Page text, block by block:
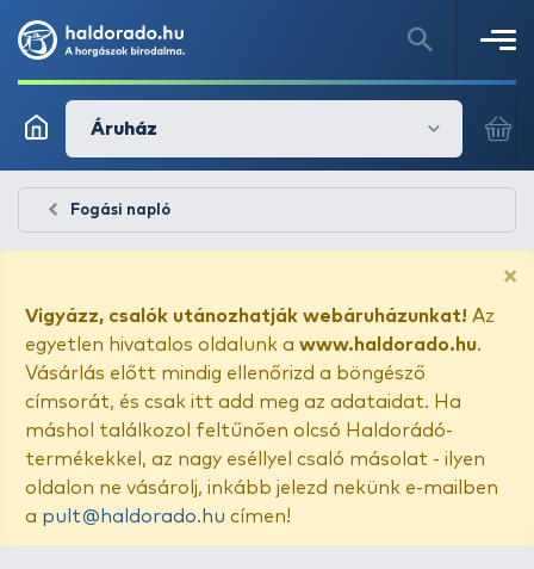
Áruház
Fogási napló
×
Vigyázz, csalók utánozhatják webáruházunkat! Az
egyetlen hivatalos oldalunk a www.haldorado.hu.
Vásárlás előtt mindig ellenőrizd a böngésző
címsorát, és csak itt add meg az adataidat. Ha
máshol találkozol feltűnően olcsó Haldorádó-
termékekkel, az nagy eséllyel csaló másolat - ilyen
oldalon ne vásárolj, inkább jelezd nekünk e-mailben
a pult@haldorado.hu címen!